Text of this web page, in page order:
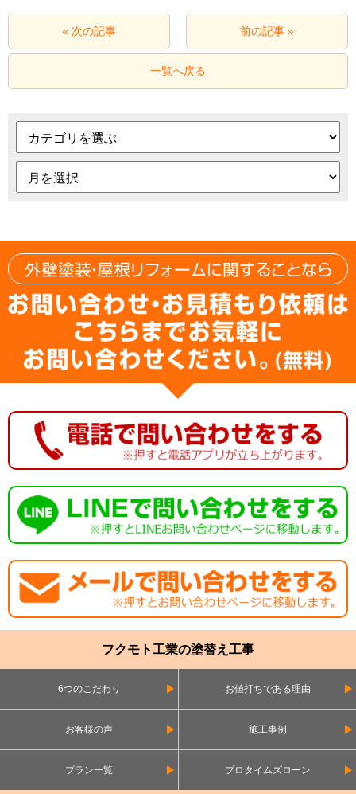
« 次の記事 前の記事 »
一覧へ戻る
フクモト工業の塗替え工事
6つのこだわり お値打ちである理由
お客様の声 施工事例
プラン一覧 プロタイムズローン